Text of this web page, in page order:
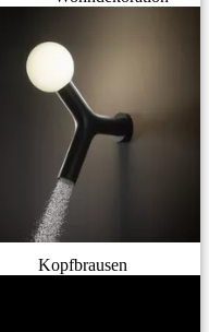
Kopfbrausen